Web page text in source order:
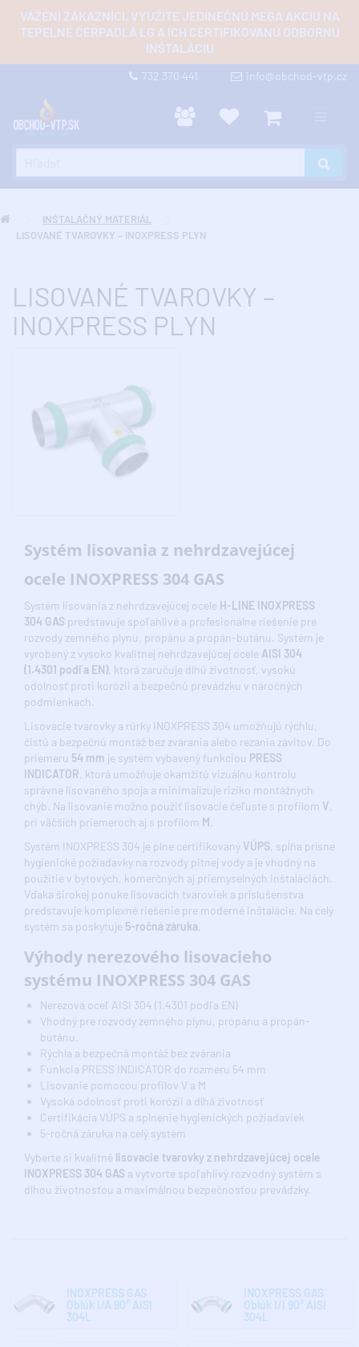
VÁŽENÍ ZÁKAZNÍCI, VYUŽITE JEDINEČNÚ MEGA AKCIU NA
TEPELNÉ ČERPADLÁ LG A ICH CERTIFIKOVANÚ ODBORNÚ
INŠTALÁCIU
732 370 441 info@obchod-vtp.cz
INŠTALAČNÝ MATERIÁL
LISOVANÉ TVAROVKY – INOXPRESS PLYN
LISOVANÉ TVAROVKY –
INOXPRESS PLYN
Systém lisovania z nehrdzavejúcej
ocele INOXPRESS 304 GAS
Systém lisovania z nehrdzavejúcej ocele H-LINE INOXPRESS
304 GAS predstavuje spoľahlivé a profesionálne riešenie pre
rozvody zemného plynu, propánu a propán-butánu. Systém je
vyrobený z vysoko kvalitnej nehrdzavejúcej ocele AISI 304
(1.4301 podľa EN) , ktorá zaručuje dlhú životnosť, vysokú
odolnosť proti korózii a bezpečnú prevádzku v náročných
podmienkach.
Lisovacie tvarovky a rúrky INOXPRESS 304 umožňujú rýchlu,
čistú a bezpečnú montáž bez zvárania alebo rezania závitov. Do
priemeru 54 mm je systém vybavený funkciou PRESS
INDICATOR , ktorá umožňuje okamžitú vizuálnu kontrolu
správne lisovaného spoja a minimalizuje riziko montážnych
chýb. Na lisovanie možno použiť lisovacie čeľuste s profilom V
pri väčších priemeroch aj s profilom M
Systém INOXPRESS 304 je plne certifikovaný VÚPS , spĺňa prísne
hygienické požiadavky na rozvody pitnej vody a je vhodný na
použitie v bytových, komerčných aj priemyselných inštaláciách.
Vďaka širokej ponuke lisovacích tvaroviek a príslušenstva
predstavuje komplexné riešenie pre moderné inštalácie. Na celý
systém sa poskytuje 5-ročná záruka
Výhody nerezového lisovacieho
systému INOXPRESS 304 GAS
Nerezová oceľ AISI 304 (1.4301 podľa EN)
Vhodný pre rozvody zemného plynu, propánu a propán-
butánu.
Rýchla a bezpečná montáž bez zvárania
Funkcia PRESS INDICATOR do rozmeru 54 mm
Lisovanie pomocou profilov V a M
Vysoká odolnosť proti korózii a dlhá životnosť
Certifikácia VÚPS a splnenie hygienických požiadaviek
5-ročná záruka na celý systém
Vyberte si kvalitné lisovacie tvarovky z nehrdzavejúcej ocele
INOXPRESS 304 GAS a vytvorte spoľahlivý rozvodný systém s
dlhou životnosťou a maximálnou bezpečnosťou prevádzky.
INOXPRESS GAS
Oblúk I/A 90° AISI
304L
INOXPRESS GAS
Oblúk I/I 90° AISI
304L